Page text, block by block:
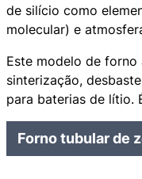
de silício como
molecular) e
Este modelo de
sinterização,
para baterias de lítio.
Forno tubular de